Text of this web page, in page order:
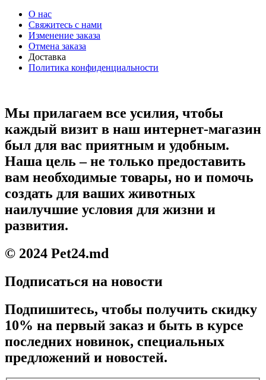
О нас
Свяжитесь с нами
Изменение заказа
Отмена заказа
Доставка
Политика конфиденциальности
Мы прилагаем все усилия, чтобы
каждый визит в наш интернет-магазин
был для вас приятным и удобным.
Наша цель – не только предоставить
вам необходимые товары, но и помочь
создать для ваших животных
наилучшие условия для жизни и
развития.
© 2024 Pet24.md
Подписаться на новости
Подпишитесь, чтобы получить скидку
10% на первый заказ и быть в курсе
последних новинок, специальных
предложений и новостей.